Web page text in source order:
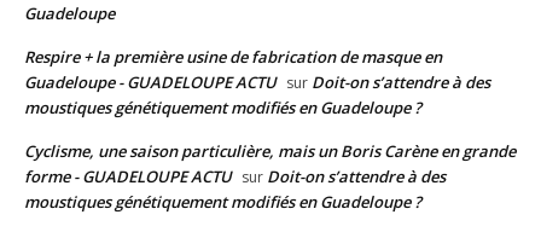
Guadeloupe
Respire + la première usine de fabrication de masque en
Guadeloupe - GUADELOUPE ACTU sur Doit-on s’attendre à des
moustiques génétiquement modifiés en Guadeloupe ?
Cyclisme, une saison particulière, mais un Boris Carène en grande
forme - GUADELOUPE ACTU sur Doit-on s’attendre à des
moustiques génétiquement modifiés en Guadeloupe ?